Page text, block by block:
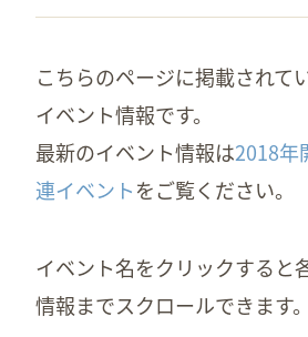
こちらのページに掲載されて
イベント情報です。
最新のイベント情報は2018年
連イベントをご覧ください。
イベント名をクリックすると
情報までスクロールできます。